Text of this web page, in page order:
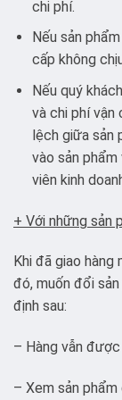
chi phí.
Nếu sản
cấp không
Nếu quý
và chi phí vận
lệch giữa sản
vào sản phẩm
viên kinh
+ Với những sản
Khi đã giao hàng
đó, muốn đổi
định sau:
– Hàng vẫn
– Xem sản